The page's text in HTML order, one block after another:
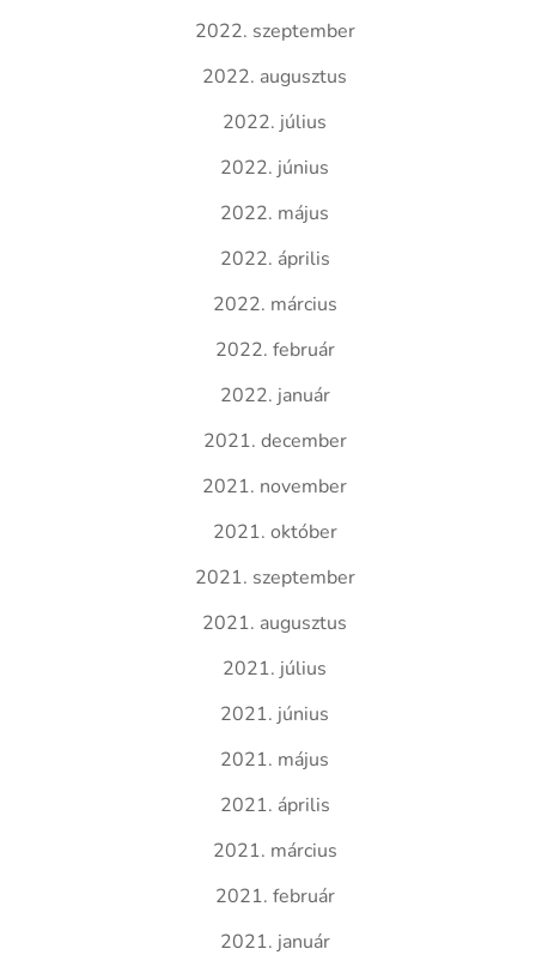
2022. szeptember
2022. augusztus
2022. július
2022. június
2022. május
2022. április
2022. március
2022. február
2022. január
2021. december
2021. november
2021. október
2021. szeptember
2021. augusztus
2021. július
2021. június
2021. május
2021. április
2021. március
2021. február
2021. január